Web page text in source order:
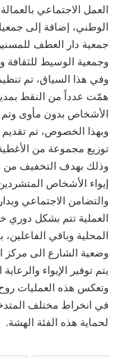
العمل الاجتماعي
الوطني، إضافة إلى
جمعية دار العطف
وجمعية الوسيط للثقافة
همّت عدداً من النقط
الأشخاص بدون مأوى وتم
وبهذا الخصوص، تم
توزيع مجموعة من الأغطية
وذلك بهدف التخفيف من
إيواء الأشخاص
والتضامن الاجتماعي
العملية تتم بشكل دوري
المحلية وباقي
وضعية الشارع الى مركز
يتم توفير الإيواء
وتعكس هذه العمليات
في انخراط مختلف
لحماية هذه الفئة الهشة.